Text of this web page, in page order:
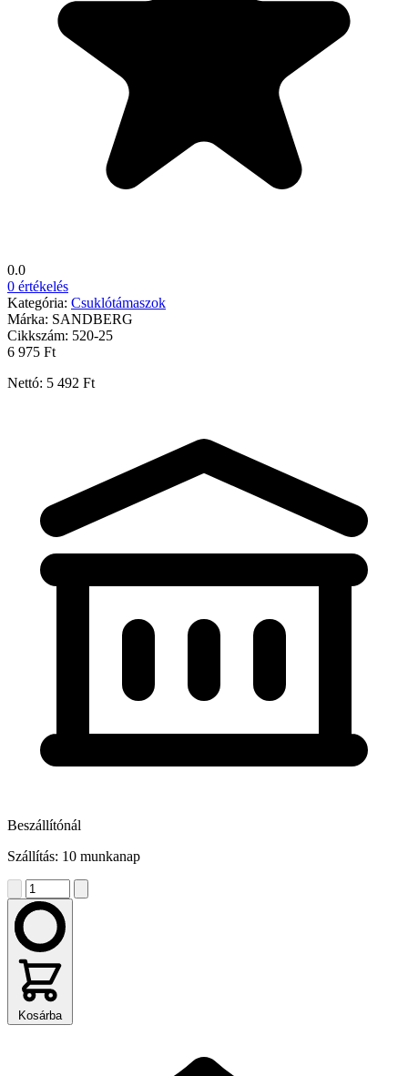
0.0
0 értékelés
Kategória: Csuklótámaszok
Márka: SANDBERG
Cikkszám: 520-25
6 975 Ft
Nettó: 5 492 Ft
Beszállítónál
Szállítás: 10 munkanap
Kosárba